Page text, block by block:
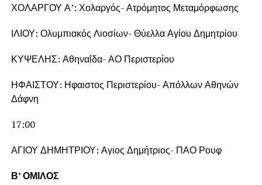
ΧΟΛΑΡΓΟΥ Α’: Χολαργός- Ατρόμητος Μεταμόρφωσης
ΙΛΙΟΥ: Ολυμπιακός Λιοσίων- Θύελλα Αγίου Δημητρίου
ΚΥΨΕΛΗΣ: Αθηναΐδα- ΑΟ Περιστερίου
ΗΦΑΙΣΤΟΥ: Ηφαιστος Περιστερίου- Απόλλων Αθηνών
Δάφνη
17:00
ΑΓΙΟΥ ΔΗΜΗΤΡΙΟΥ: Αγιος Δημήτριος- ΠΑΟ Ρουφ
Β’ ΟΜΙΛΟΣ